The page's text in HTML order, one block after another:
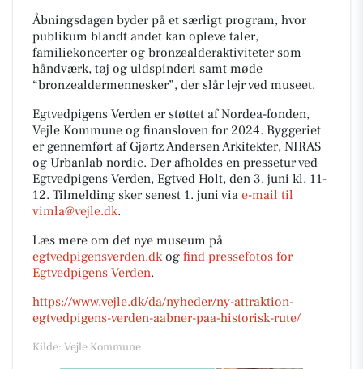
Åbningsdagen byder på et særligt program, hvor
publikum blandt andet kan opleve taler,
familiekoncerter og bronzealderaktiviteter som
håndværk, tøj og uldspinderi samt møde
“bronzealdermennesker”, der slår lejr ved museet.
Egtvedpigens Verden er støttet af Nordea-fonden,
Vejle Kommune og finansloven for 2024. Byggeriet
er gennemført af Gjørtz Andersen Arkitekter, NIRAS
og Urbanlab nordic. Der afholdes en pressetur ved
Egtvedpigens Verden, Egtved Holt, den 3. juni kl. 11-
12. Tilmelding sker senest 1. juni via e-mail til
vimla@vejle.dk.
Læs mere om det nye museum på
egtvedpigensverden.dkog find pressefotos for
Egtvedpigens Verden.
https://www.vejle.dk/da/nyheder/ny-attraktion-
egtvedpigens-verden-aabner-paa-historisk-rute/
Kilde: Vejle Kommune